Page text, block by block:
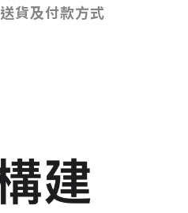
送貨及付款方式